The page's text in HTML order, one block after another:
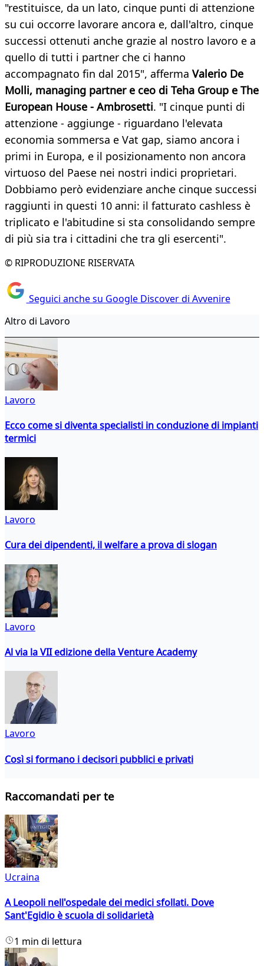
"restituisce, da un lato, cinque punti di attenzione
su cui occorre lavorare ancora e, dall'altro, cinque
successi ottenuti anche grazie al nostro lavoro e a
quello di tutti i partner che ci hanno
accompagnato fin dal 2015", afferma Valerio De
Molli, managing partner e ceo di Teha Group e The
European House - Ambrosetti. "I cinque punti di
attenzione - aggiunge - riguardano l'elevata
economia sommersa e Vat gap, siamo ancora i
primi in Europa, e il posizionamento non ancora
virtuoso del Paese nei nostri indici proprietari.
Dobbiamo però evidenziare anche cinque successi
raggiunti in questi 10 anni: il fatturato cashless è
triplicato e l'abitudine si sta consolidando sempre
di più sia tra i cittadini che tra gli esercenti".
© RIPRODUZIONE RISERVATA
Seguici anche su Google Discover di Avvenire
Altro di Lavoro
Lavoro
Ecco come si diventa specialisti in conduzione di impianti
termici
Lavoro
Cura dei dipendenti, il welfare a prova di slogan
Lavoro
Al via la VII edizione della Venture Academy
Lavoro
Così si formano i decisori pubblici e privati
Raccomandati per te
Ucraina
A Leopoli nell'ospedale dei medici sfollati. Dove
Sant'Egidio è scuola di solidarietà
1 min di lettura